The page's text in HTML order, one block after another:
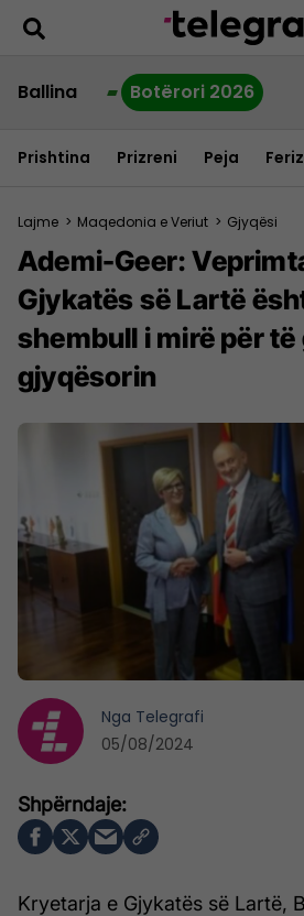
Ballina Botërori 2026
Prishtina Prizreni Peja
Lajme > Maqedonia e Veriut > Gjyqësi
Ademi-Geer:
Gjykatës së Lartë
shembull i mirë për të
gjyqësorin
Kryetarja e Gjykatës së Lartë,
Nga Telegrafi
05/08/2024